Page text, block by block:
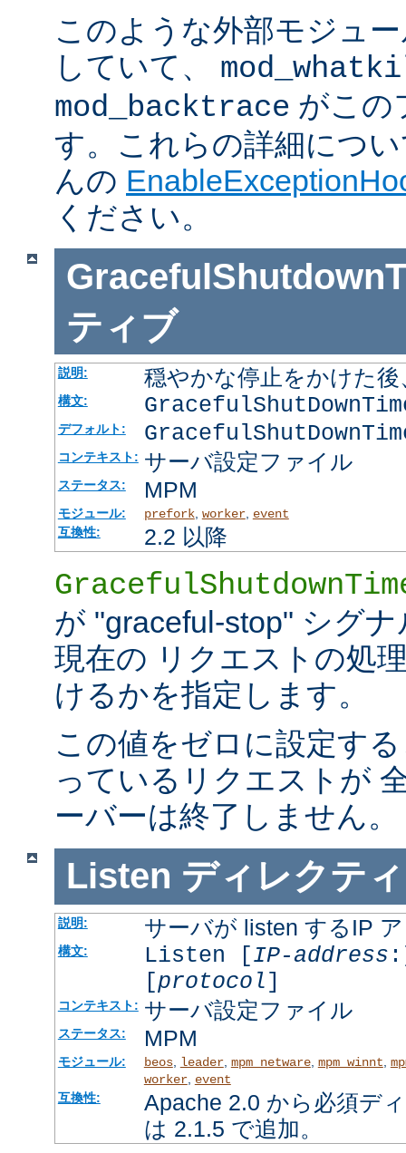
このような外部モジュ
していて、
mod_backtrace がこの
す。これらの詳細につ
んの
ください。
ティブ
説明: 穏やかな停止をかけた
構文:
デフォルト:
コンテキスト: サーバ設定ファイル
ステータス: MPM
モジュール: prefork, worker, event
互換性:
2.2 以降
が "graceful-stop" シグ
現在の リクエストの処
けるかを指定します。
この値をゼロに設定す
っているリクエストが
ーバーは終了しません。
Listen ディレクテ
説明: サーバが listen するIP
構文: Listen [IP-address
[protocol]
コンテキスト: サーバ設定ファイル
ステータス: MPM
モジュール: beos, leader, mpm_netware, mpm_winnt
worker, event
互換性:
Apache 2.0 から必須デ
は 2.1.5 で追加。